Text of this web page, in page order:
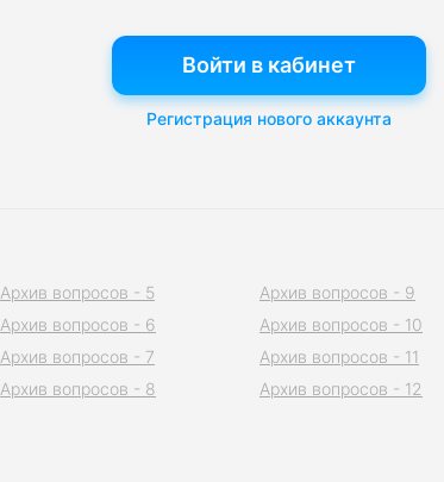
Войти в кабинет
Регистрация нового аккаунта
Архив вопросов - 5
Архив вопросов - 6
Архив вопросов - 7
Архив вопросов - 8
Архив вопросов - 9
Архив вопросов - 10
Архив вопросов - 11
Архив вопросов - 12